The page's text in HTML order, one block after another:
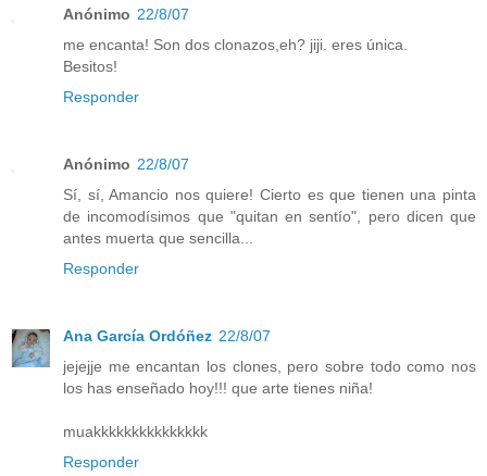
Anónimo 22/8/07
me encanta! Son dos clonazos,eh? jiji. eres única.
Besitos!
Responder
Anónimo 22/8/07
Sí, sí, Amancio nos quiere! Cierto es que tienen una pinta
de incomodísimos que "quitan en sentío", pero dicen que
antes muerta que sencilla...
Responder
Ana García Ordóñez 22/8/07
jejejje me encantan los clones, pero sobre todo como nos
los has enseñado hoy!!! que arte tienes niña!
muakkkkkkkkkkkkkkk
Responder